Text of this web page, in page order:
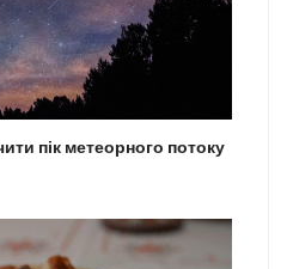
пік метеорного потоку